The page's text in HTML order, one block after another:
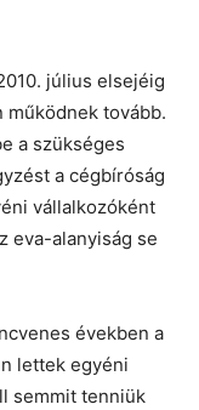
július elsejéig
működnek tovább.
a szükséges
a cégbíróság
vállalkozóként
eva-alanyiság se
években a
lettek egyéni
semmit tenniük